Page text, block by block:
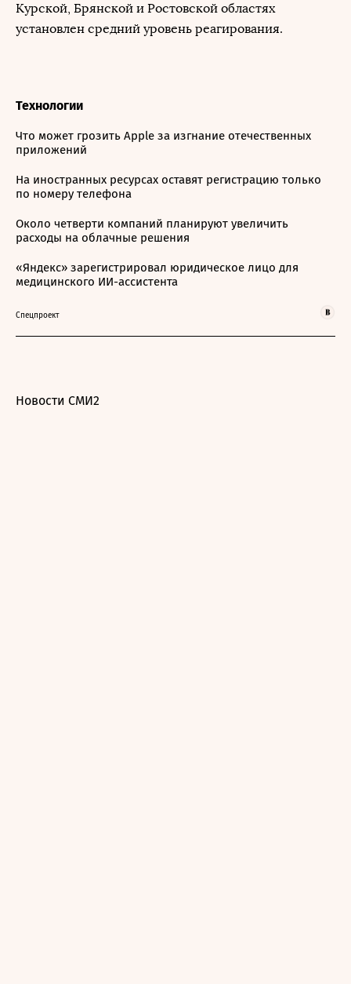
Курской, Брянской и Ростовской областях
установлен средний уровень реагирования.
Технологии
Что может грозить Apple за изгнание отечественных
приложений
На иностранных ресурсах оставят регистрацию только
по номеру телефона
Около четверти компаний планируют увеличить
расходы на облачные решения
«Яндекс» зарегистрировал юридическое лицо для
медицинского ИИ-ассистента
Спецпроект
Новости СМИ2